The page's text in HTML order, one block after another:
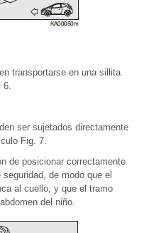
transportarse en una sillita
6.
ser sujetados directamente
Fig. 7.
de posicionar correctamente
de modo que el
al cuello, y que el tramo
del niño.